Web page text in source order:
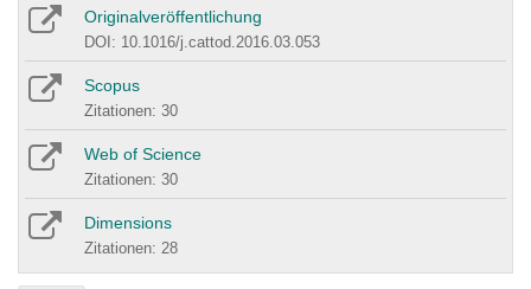
Originalveröffentlichung
DOI: 10.1016/j.cattod.2016.03.053
Scopus
Zitationen: 30
Web of Science
Zitationen: 30
Dimensions
Zitationen: 28